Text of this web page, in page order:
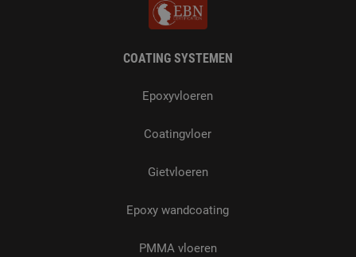
COATING SYSTEMEN
Epoxyvloeren
Coatingvloer
Gietvloeren
Epoxy wandcoating
PMMA vloeren